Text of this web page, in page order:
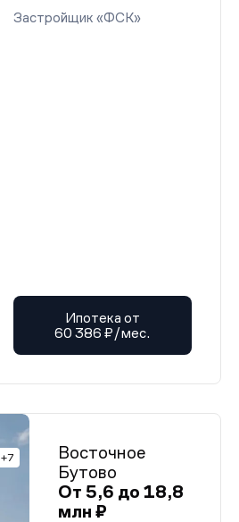
Застройщик «ФСК»
Ипотека от
60 386 ₽/мес.
+7
Восточное
Бутово
От 5,6 до 18,8
млн ₽